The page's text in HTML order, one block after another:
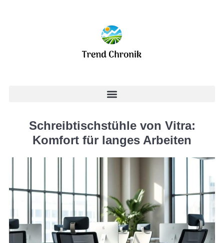
Schreibtischstühle von Vitra:
Komfort für langes Arbeiten